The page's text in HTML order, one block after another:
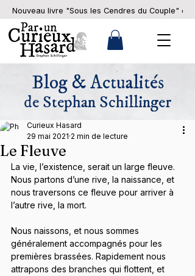
Nouveau livre "Sous les Cendres du Couple" en
Blog & Actualités
de Stephan Schillinger
Le Fleuve
Curieux Hasard
29 mai 2021 2 min de lecture
La vie, l’existence, serait un large fleuve.
Nous partons d’une rive, la naissance, et
nous traversons ce fleuve pour arriver à
l’autre rive, la mort.
Nous naissons, et nous sommes
généralement accompagnés pour les
premières brassées. Rapidement nous
attrapons des branches qui flottent, et